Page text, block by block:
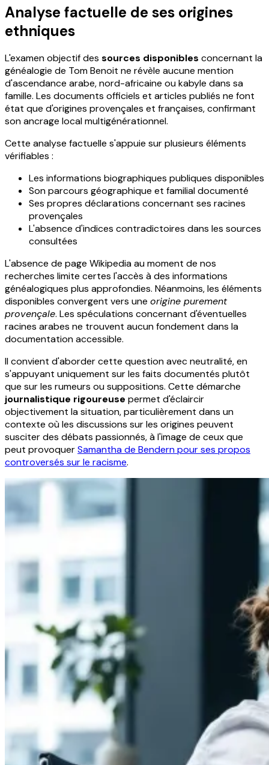
Analyse factuelle de ses origines
ethniques
L'examen objectif des sources disponibles concernant la
généalogie de Tom Benoit ne révèle aucune mention
d'ascendance arabe, nord-africaine ou kabyle dans sa
famille. Les documents officiels et articles publiés ne font
état que d'origines provençales et françaises, confirmant
son ancrage local multigénérationnel.
Cette analyse factuelle s'appuie sur plusieurs éléments
vérifiables :
Les informations biographiques publiques disponibles
Son parcours géographique et familial documenté
Ses propres déclarations concernant ses racines
provençales
L'absence d'indices contradictoires dans les sources
consultées
L'absence de page Wikipedia au moment de nos
recherches limite certes l'accès à des informations
généalogiques plus approfondies. Néanmoins, les éléments
disponibles convergent vers une origine purement
provençale. Les spéculations concernant d'éventuelles
racines arabes ne trouvent aucun fondement dans la
documentation accessible.
Il convient d'aborder cette question avec neutralité, en
s'appuyant uniquement sur les faits documentés plutôt
que sur les rumeurs ou suppositions. Cette démarche
journalistique rigoureuse permet d'éclaircir
objectivement la situation, particulièrement dans un
contexte où les discussions sur les origines peuvent
susciter des débats passionnés, à l'image de ceux que
peut provoquerSamantha de Bendern pour ses propos
controversés sur le racisme.